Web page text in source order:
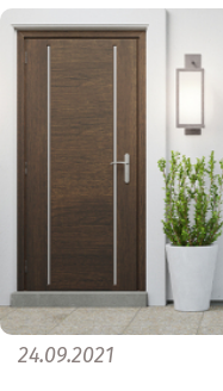
24.09.2021